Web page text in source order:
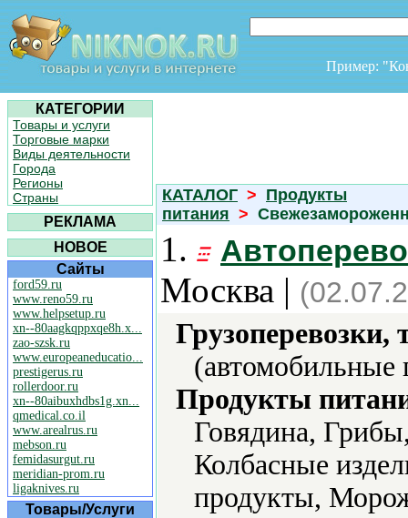
Пример:
КАТЕГОРИИ
Товары и услуги
Торговые марки
Виды деятельности
Города
Регионы
Страны
РЕКЛАМА
НОВОЕ
Сайты
ford59.ru
www.reno59.ru
www.helpsetup.ru
xn--80aagkqppxqe8h.x...
zao-szsk.ru
www.europeaneducatio...
prestigerus.ru
rollerdoor.ru
xn--80aibuxhdbs1g.xn...
qmedical.co.il
www.arealrus.ru
mebson.ru
femidasurgut.ru
meridian-prom.ru
ligaknives.ru
Товары/Услуги
КАТАЛОГ > Продукты
питания >
1.
Москва |
(автомобильные
Продукты
Говядина,
Колбасные
продукты,